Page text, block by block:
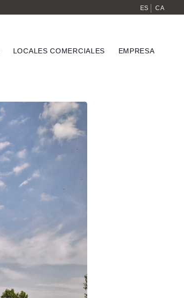
ES CA
LOCALES COMERCIALES EMPRESA